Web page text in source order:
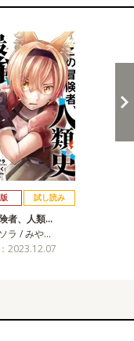
試し読み
者、人類…
ラ / みや…
2023.12.07